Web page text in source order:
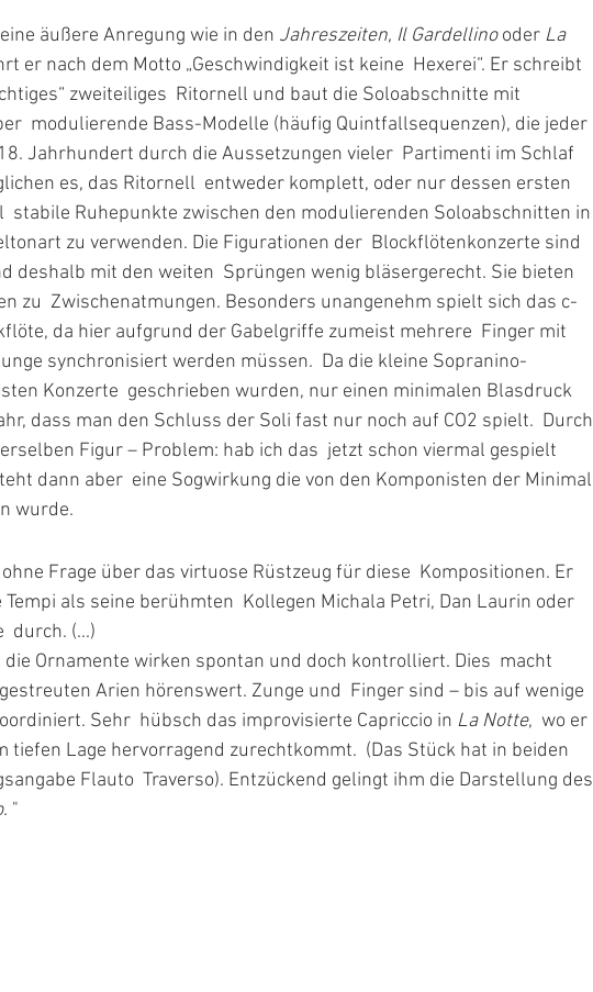
äußere Anregung wie in den Jahreszeiten, Il Gardellino oder La
er nach dem Motto „Geschwindigkeit ist keine  Hexerei“. Er schreibt
zweiteiliges  Ritornell und baut die Soloabschnitte mit
modulierende Bass-Modelle (häufig Quintfallsequenzen), die jeder
Jahrhundert durch die Aussetzungen vieler  Partimenti im Schlaf
es, das Ritornell  entweder komplett, oder nur dessen ersten
stabile Ruhepunkte zwischen den modulierenden Soloabschnitten in
zu verwenden. Die Figurationen der  Blockflötenkonzerte sind
deshalb mit den weiten  Sprüngen wenig bläsergerecht. Sie bieten
zu  Zwischenatmungen. Besonders unangenehm spielt sich das c-
da hier aufgrund der Gabelgriffe zumeist mehrere  Finger mit
synchronisiert werden müssen.  Da die kleine Sopranino-
Konzerte  geschrieben wurden, nur einen minimalen Blasdruck
dass man den Schluss der Soli fast nur noch auf CO2 spielt.  Durch
Figur – Problem: hab ich das  jetzt schon viermal gespielt
dann aber  eine Sogwirkung die von den Komponisten der Minimal
wurde.
Frage über das virtuose Rüstzeug für diese  Kompositionen. Er
als seine berühmten  Kollegen Michala Petri, Dan Laurin oder
durch. (...)
Ornamente wirken spontan und doch kontrolliert. Dies  macht
Arien hörenswert. Zunge und  Finger sind – bis auf wenige
Sehr  hübsch das improvisierte Capriccio in La Notte,  wo er
tiefen Lage hervorragend zurechtkommt.  (Das Stück hat in beiden
Flauto  Traverso). Entzückend gelingt ihm die Darstellung des
. "